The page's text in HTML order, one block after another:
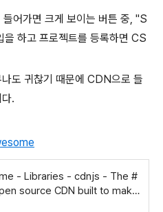
어가면 크게 보이는 버튼 중, "S
하고 프로젝트를 등록하면 CS
도 귀찮기 때문에 CDN으로 들
.
- Libraries - cdnjs - The #
source CDN built to make
developers